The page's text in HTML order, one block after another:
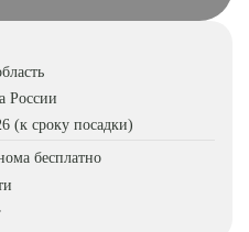
России
(к сроку посадки)
бесплатно